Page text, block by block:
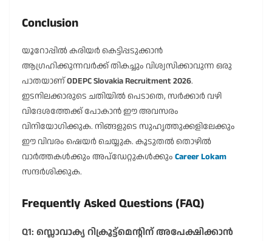
Conclusion
യൂറോപ്പിൽ കരിയർ കെട്ടിപ്പടുക്കാൻ
ആഗ്രഹിക്കുന്നവർക്ക് തികച്ചും വിശ്വസിക്കാവുന്ന ഒരു
പാതയാണ്ODEPC Slovakia Recruitment 2026.
ഇടനിലക്കാരുടെ ചതിയിൽ പെടാതെ, സർക്കാർ വഴി
വിദേശത്തേക്ക് പോകാൻ ഈ അവസരം
വിനിയോഗിക്കുക. നിങ്ങളുടെ സുഹൃത്തുക്കളിലേക്കും
ഈ വിവരം ഷെയർ ചെയ്യുക. കൂടുതൽ തൊഴിൽ
വാർത്തകൾക്കും അപ്ഡേറ്റുകൾക്കും Career Lokam
സന്ദർശിക്കുക.
Frequently Asked Questions (FAQ)
Q1: സ്ലൊവാക്യ റിക്രൂട്ട്മെന്റിന് അപേക്ഷിക്കാൻ